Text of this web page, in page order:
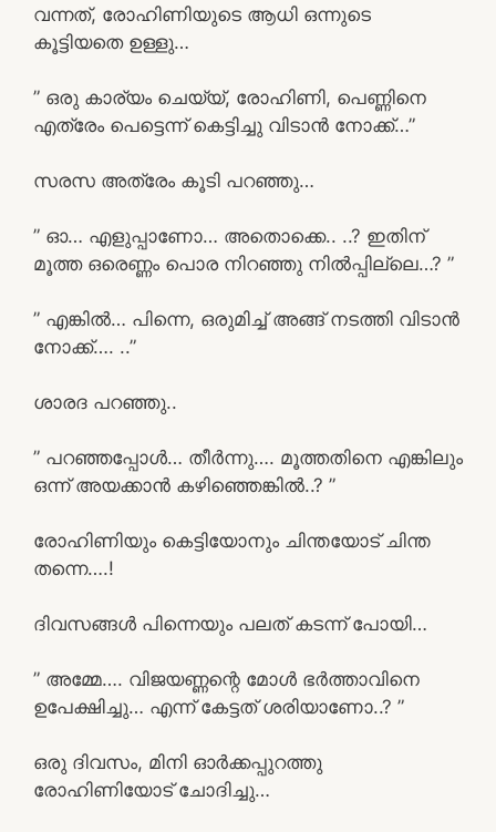
വന്നത്, രോഹിണിയുടെ ആധി ഒന്നുടെ
കൂട്ടിയതെ ഉള്ളു…
” ഒരു കാര്യം ചെയ്യ്, രോഹിണി, പെണ്ണിനെ
എത്രേം പെട്ടെന്ന് കെട്ടിച്ചു വിടാൻ നോക്ക്…”
സരസ അത്രേം കൂടി പറഞ്ഞു…
” ഓ… എളുപ്പാണോ… അതൊക്കെ.. ..? ഇതിന്
മൂത്ത ഒരെണ്ണം പൊര നിറഞ്ഞു നിൽപ്പില്ലെ…? ”
” എങ്കിൽ… പിന്നെ, ഒരുമിച്ച് അങ്ങ് നടത്തി വിടാൻ
നോക്ക്…. ..”
ശാരദ പറഞ്ഞു..
” പറഞ്ഞപ്പോൾ… തീർന്നു…. മൂത്തതിനെ എങ്കിലും
ഒന്ന് അയക്കാൻ കഴിഞ്ഞെങ്കിൽ..? ”
രോഹിണിയും കെട്ടിയോനും ചിന്തയോട് ചിന്ത
തന്നെ….!
ദിവസങ്ങൾ പിന്നെയും പലത് കടന്ന് പോയി…
” അമ്മേ…. വിജയണ്ണന്റെ മോൾ ഭർത്താവിനെ
ഉപേക്ഷിച്ചു… എന്ന് കേട്ടത് ശരിയാണോ..? ”
ഒരു ദിവസം, മിനി ഓർക്കപ്പുറത്തു
രോഹിണിയോട് ചോദിച്ചു…